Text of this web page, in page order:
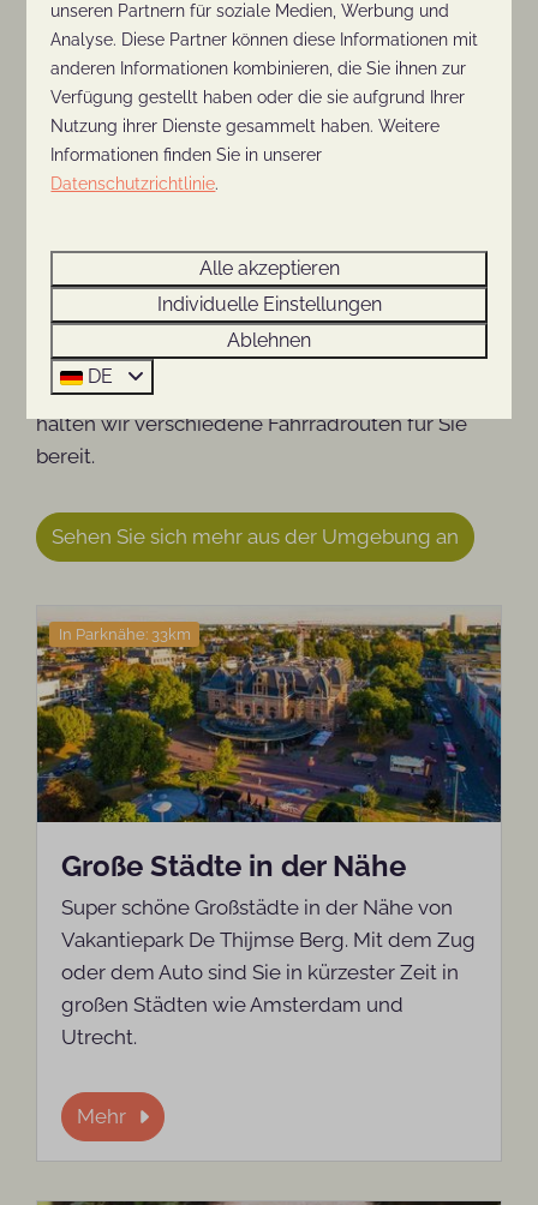
Feinschmecker und Gourmets. Probieren Sie den
Geschmack von Rhenen im gemütlichen
Stadtzentrum oder auf einer Terrasse am Wasser.
TIPP: Die besten Tipps für eine nette Adresse auf
der Straße bekommen Sie von den
Einheimischen, oder fragen Sie an der Rezeption!
10. Radfahren
Rhenen eignet sich hervorragend, um die schöne
Umgebung mit dem Fahrrad zu erkunden und zu
genießen. Der Toeristisch Overstap Punt (TOP) ist
ein guter Ausgangspunkt. An der Rezeption
halten wir verschiedene Fahrradrouten für Sie
bereit.
Sehen Sie sich mehr aus der Umgebung an
In Parknähe: 33km
Große Städte in der Nähe
Super schöne Großstädte in der Nähe von
Vakantiepark De Thijmse Berg. Mit dem Zug
oder dem Auto sind Sie in kürzester Zeit in
großen Städten wie Amsterdam und
Utrecht.
Mehr
unseren Partnern für soziale Medien, Werbung und
Analyse. Diese Partner können diese Informationen mit
anderen Informationen kombinieren, die Sie ihnen zur
Verfügung gestellt haben oder die sie aufgrund Ihrer
Nutzung ihrer Dienste gesammelt haben. Weitere
Informationen finden Sie in unserer
Datenschutzrichtlinie.
Alle akzeptieren
Individuelle Einstellungen
Ablehnen
DE